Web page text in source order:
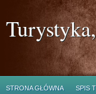
STRONA GŁÓWNA SPIS